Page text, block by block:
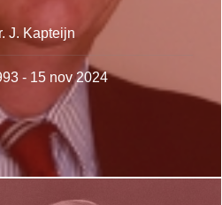
J. Kapteijn
- 15 nov 2024